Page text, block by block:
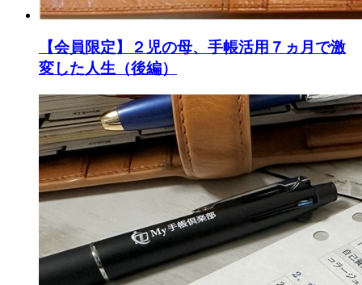
【会員限定】２児の母、手帳活用７ヵ月で激
変した人生（後編）